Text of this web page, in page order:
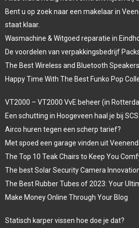
Bent u op zoek naar een makelaar in
staat klaar.
Wasmachine & Witgoed reparatie in
De voordelen van verpakkingsbedrijf
The Best Wireless and Bluetooth
Happy Time With The Best Funko Pop
VT2000 – VT2000 VvE beheer (in
Een schutting in Hoogeveen haal je bij
Airco huren tegen een scherp tarief?
Met spoed een garage vinden uit
The Top 10 Teak Chairs to Keep You
The best Solar Security Camera
The Best Rubber Tubes of 2023: Your
Make Money Online Through Your Blog
Statisch karper vissen hoe doe je dat?